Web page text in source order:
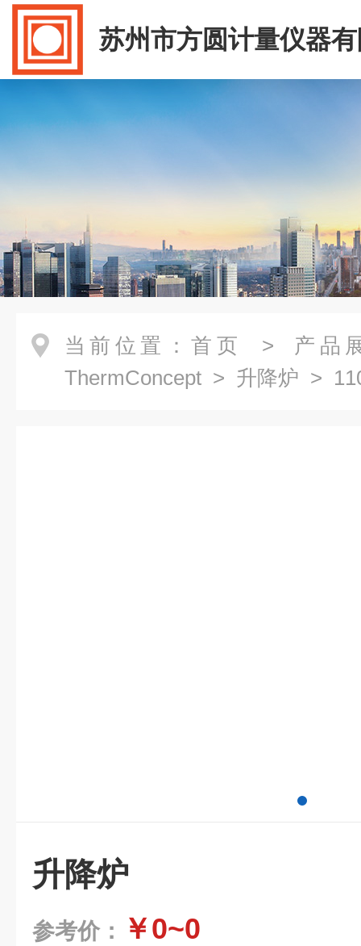
苏州市方圆计量仪器
当前位置： 首页 > 产品
ThermConcept > 升降炉 >
升降炉
参考价： ￥0~0